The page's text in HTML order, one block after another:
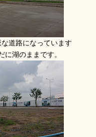
道路になっています
湖のままです。